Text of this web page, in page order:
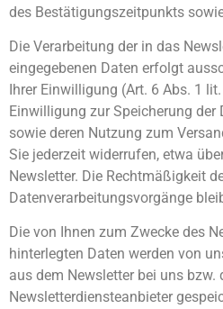
des Bestätigungszeitpunkts
Die Verarbeitung der in das
eingegebenen Daten erfolgt
Ihrer Einwilligung (Art. 6 Abs. 1
Einwilligung zur Speicherung der
sowie deren Nutzung zum
Sie jederzeit widerrufen, etwa
Newsletter. Die Rechtmäßigkeit
Datenverarbeitungsvorgänge
Die von Ihnen zum Zwecke des
hinterlegten Daten werden von
aus dem Newsletter bei uns bzw.
Newsletterdiensteanbieter